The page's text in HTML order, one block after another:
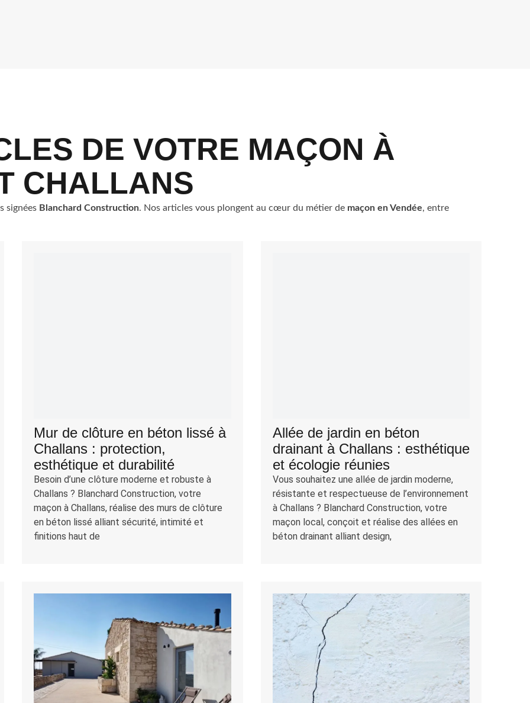
DE VOTRE MAÇON À
CHALLANS
signées Blanchard Construction. Nos articles vous plongent au cœur du métier de maçon en Vendée, entre
Mur de clôture en béton lissé à
Challans : protection,
esthétique et durabilité
Besoin d’une clôture moderne et robuste à
Challans ? Blanchard Construction, votre
maçon à Challans, réalise des murs de clôture
en béton lissé alliant sécurité, intimité et
finitions haut de
Allée de jardin en béton
drainant à Challans : esthétique
et écologie réunies
Vous souhaitez une allée de jardin moderne,
résistante et respectueuse de l’environnement
à Challans ? Blanchard Construction, votre
maçon local, conçoit et réalise des allées en
béton drainant alliant design,